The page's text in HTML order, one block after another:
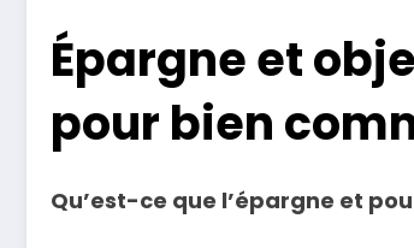
Épargne et
pour bien
Qu’est-ce que l’épargne et